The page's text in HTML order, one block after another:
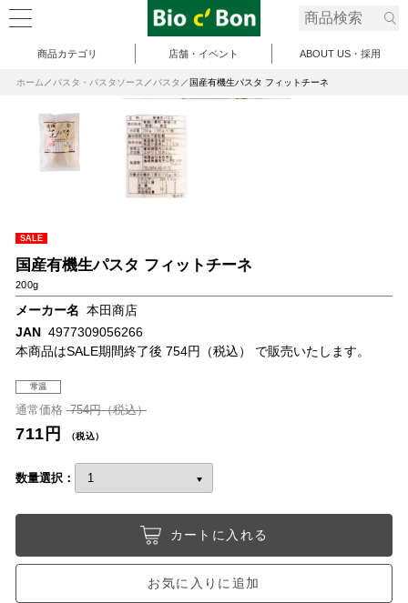
商品カテゴリ 店舗・イベント ABOUT US・採用
ホーム パスタ・パスタソース パスタ 国産有機生パスタ フィットチーネ
SALE
国産有機生パスタ フィットチーネ
200g
メーカー名 本田商店
JAN 4977309056266
本商品はSALE期間終了後 754円（税込） で販売いたします。
常温
通常価格 754円（税込）
711円 （税込）
数量選択：
カートに入れる
お気に入りに追加